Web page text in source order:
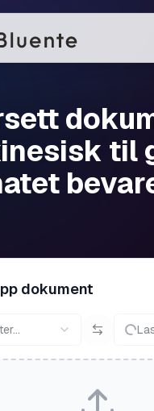
til
dokument